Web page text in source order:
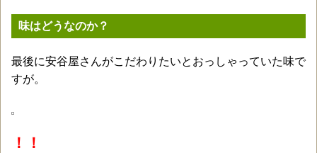
味はどうなのか？
最後に安谷屋さんがこだわりたいとおっしゃっていた味で
すが。
！！